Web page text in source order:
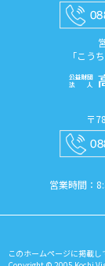
「こう
〒
営業時間：
このホームページに掲載し